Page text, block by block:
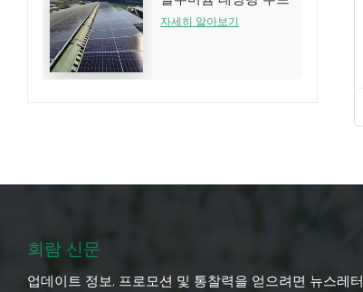
랙 구조
자세히 알아보기
회람 신문
업데이트 정보, 프로모션 및 통찰력을 얻으려면 뉴스레터